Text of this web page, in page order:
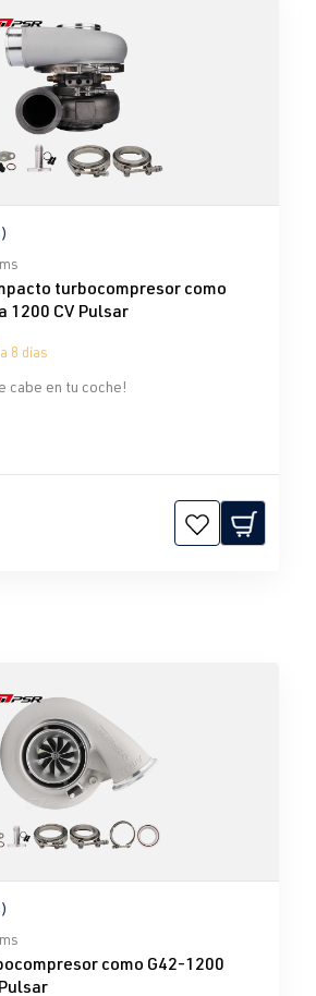
de 0 de 5 estrellas
turbocompresor como
1200 CV Pulsar
8 días
cabe en tu coche!
de 0 de 5 estrellas
como G42-1200